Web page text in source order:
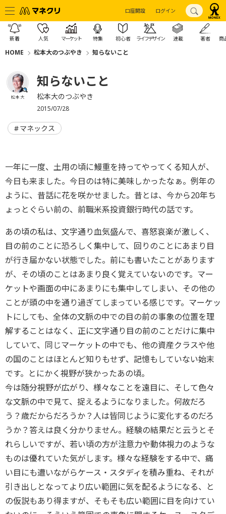
口座開設 ログイン
新着 人気 マーケット 特集 初心者 ライフデザイン 連載 著者 商
HOME 松本大のつぶやき 知らないこと
松本 大
知らないこと
松本大のつぶやき
2015/07/28
マネックス
一年に一度、土用の頃に鰻重を持ってやってくる知人が、
今日も来ました。今日のは特に美味しかったなぁ。例年の
ように、昔話に花を咲かせました。昔とは、今から20年ち
ょっとぐらい前の、前職米系投資銀行時代の話です。
あの頃の私は、文字通り血気盛んで、喜怒哀楽が激しく、
目の前のことに恐ろしく集中して、回りのことにあまり目
が行き届かない状態でした。前にも書いたことがあります
が、その頃のことはあまり良く覚えていないのです。マー
ケットや画面の中にあまりにも集中してしまい、その他の
ことが頭の中を通り過ぎてしまっている感じです。マーケッ
トにしても、全体の文脈の中での目の前の事象の位置を理
解することはなく、正に文字通り目の前のことだけに集中
していて、同じマーケットの中でも、他の資産クラスや他
の国のことはほとんど知りもせず、記憶もしていない始末
です。とにかく視野が狭かったあの頃。
今は随分視野が広がり、様々なことを遠目に、そして色々
な文脈の中で見て、捉えるようになりました。何故だろ
う？歳だからだろうか？人は皆同じように変化するのだろ
うか？答えは良く分かりません。経験の結果だと云うとそ
れらしいですが、若い頃の方が注意力や動体視力のような
ものは優れていた気がします。様々な経験をする中で、痛
い目にも遭いながらケース・スタディを積み重ね、それが
引き出しとなってより広い範囲に気を配るようになる、と
の仮説もあり得ますが、そもそも広い範囲に目を向けてい